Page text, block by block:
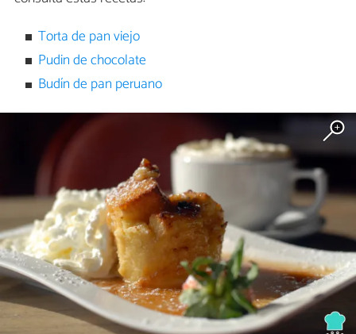
Torta de pan viejo
Pudin de chocolate
Budín de pan peruano